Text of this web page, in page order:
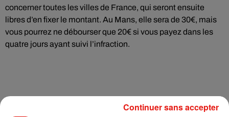
concerner toutes les villes de France, qui seront ensuite
libres d’en fixer le montant. Au Mans, elle sera de 30€, mais
vous pourrez ne débourser que 20€ si vous payez dans les
quatre jours ayant suivi l’infraction.
Continuer sans accepter